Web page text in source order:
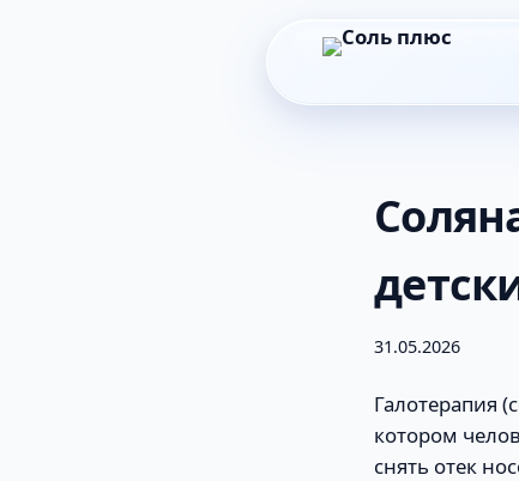
31.05.2026
Галотерапия
котором
снять отек